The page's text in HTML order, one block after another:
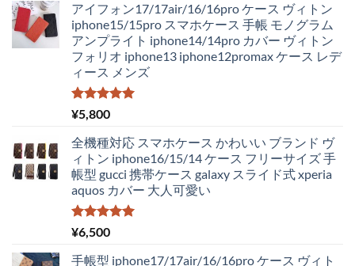
価
格
は
¥4,250
で
し
の
価
格
は
アイフォン17/17air/16/16pro ケース ヴィトン
iphone15/15pro スマホケース 手帳 モノグラム
アンプライト iphone14/14pro カバー ヴィトン
フォリオ iphone13 iphone12promax ケース レデ
ィース メンズ
5段階中
5.00
¥5,800
全機種対応 スマホケース かわいい ブランド ヴ
ィトン iphone16/15/14 ケース フリーサイズ 手
帳型 gucci 携帯ケース galaxy スライド式 xperia
aquos カバー 大人可愛い
5段階中
5.00
¥6,500
手帳型 iphone17/17air/16/16pro ケース ヴィト